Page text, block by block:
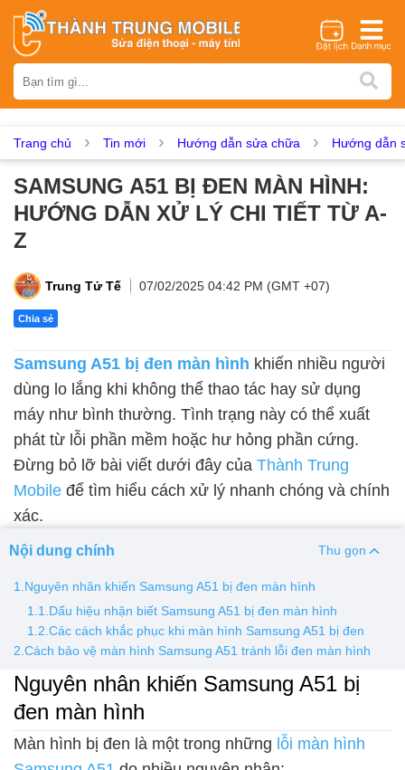
iPhone Samsung Oppo Xiaomi Realme Vivo
Nokia
Asus Sony Vertu LG Tecno
Dịch vụ sửa chữa
Thay mic Thay rung Thay main Unlock - Mở Khoá
Màn hình Vsmart Màn hình Google Pixel
Thay pin
Pin iPhone Pin Samsumg Pin Oppo Pin Xiaomi
Pin Realme
Vỏ Huawei Vỏ Vivo
Trang chủ Tin mới Hướng dẫn sửa chữa Hướng dẫn
SAMSUNG A51 BỊ ĐEN MÀN HÌNH:
HƯỚNG DẪN XỬ LÝ CHI TIẾT TỪ A-
Z
Trung Tử Tế 07/02/2025 04:42 PM (GMT +07)
Chia sẻ
Samsung A51 bị đen màn hình khiến nhiều người
dùng lo lắng khi không thể thao tác hay sử dụng
máy như bình thường. Tình trạng này có thể xuất
phát từ lỗi phần mềm hoặc hư hỏng phần cứng.
Đừng bỏ lỡ bài viết dưới đây của Thành Trung
Mobile để tìm hiểu cách xử lý nhanh chóng và chính
xác.
Nội dung chính Thu gọn
1.Nguyên nhân khiến Samsung A51 bị đen màn hình
1.1.Dấu hiệu nhận biết Samsung A51 bị đen màn hình
1.2.Các cách khắc phục khi màn hình Samsung A51 bị đen
2.Cách bảo vệ màn hình Samsung A51 tránh lỗi đen màn hình
Nguyên nhân khiến Samsung A51 bị
đen màn hình
Màn hình bị đen là một trong những lỗi màn hình